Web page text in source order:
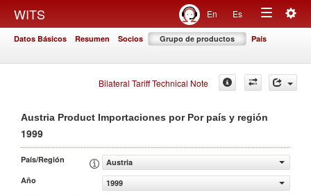
WITS En Es
Toggle
Datos Básicos Resumen Socios Grupo de productos País
Bilateral Tariff Technical Note
Austria Product Importaciones por Por país y región
1999
País/Región
Austria
Año
1999